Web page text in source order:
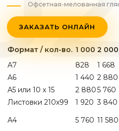
Офсетная-мелованная
ЗАКАЗАТЬ ОНЛАЙН
Формат / кол-во. 1 000 2 000
А7
828 1 668
А6
1 440 2 880
А5 или 10 х 15
2 8805 760
Листовки 210х99
1 920 3 840
А4
5 760 11 580